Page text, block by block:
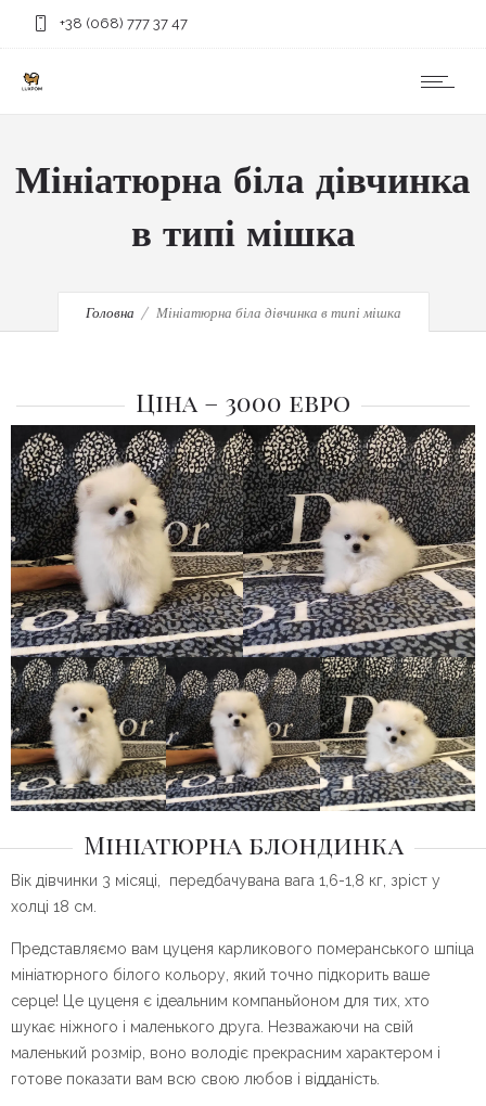
+38 (068) 777 37 47
Мініатюрна біла дівчинка
в типі мішка
Головна Мініатюрна біла дівчинка в типі мішка
Ціна – 3000 евро
Мініатюрна блондинка
Вік дівчинки 3 місяці, передбачувана вага 1,6-1,8 кг, зріст у
холці 18 см.
Представляємо вам цуценя карликового померанського шпіца
мініатюрного білого кольору, який точно підкорить ваше
серце! Це цуценя є ідеальним компаньйоном для тих, хто
шукає ніжного і маленького друга. Незважаючи на свій
маленький розмір, воно володіє прекрасним характером і
готове показати вам всю свою любов і відданість.